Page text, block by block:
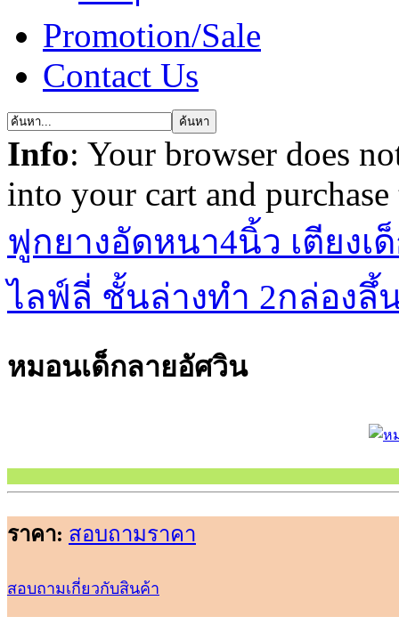
Promotion/Sale
Contact Us
Info: Your browser does
into your cart and
ฟูกยางอัดหนา4นิ้ว เตียงเ
ไลฟ์ลี่ ชั้นล่างทำ 2กล่องลึ้
หมอนเด็กลายอัศวิน
ราคา: สอบถามราคา
สอบถามเกี่ยวกับสินค้า